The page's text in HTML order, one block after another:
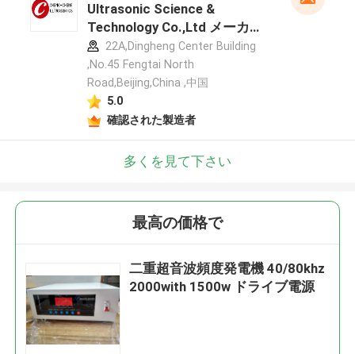
Ultrasonic Science &
Technology Co.,Ltd メーカー
プロフィール
22A,Dingheng Center Building
,No.45 Fengtai North
Road,Beijing,China ,中国
5.0
確認された製造者
多くを見て下さい
最高の価格で
二重超音波頻度発電機 40/80khz
2000with 1500w ドライブ電源